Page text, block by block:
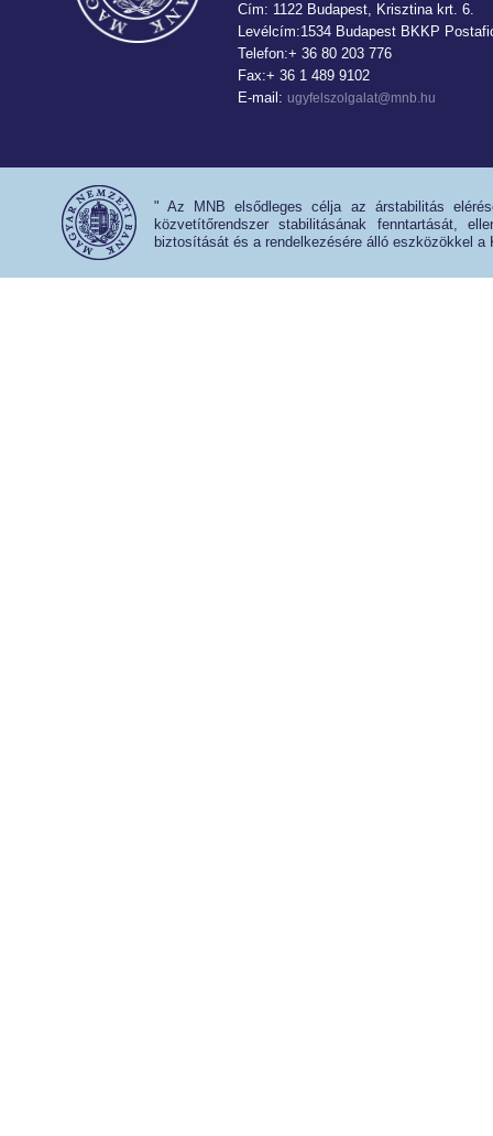
Cím: 1122 Budapest, Krisztina krt. 6.
Levélcím:1534 Budapest BKKP
Telefon:+ 36 80 203 776
Fax:+ 36 1 489 9102
E-mail: ugyfelszolgalat@mnb.hu
" Az MNB elsődleges célja az árstabilitás
közvetítőrendszer stabilitásának fenntartását,
biztosítását és a rendelkezésére álló eszközökkel a